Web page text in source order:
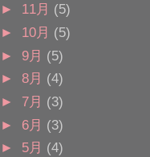
► 11月 (5)
► 10月 (5)
► 9月 (5)
► 8月 (4)
► 7月 (3)
► 6月 (3)
► 5月 (4)